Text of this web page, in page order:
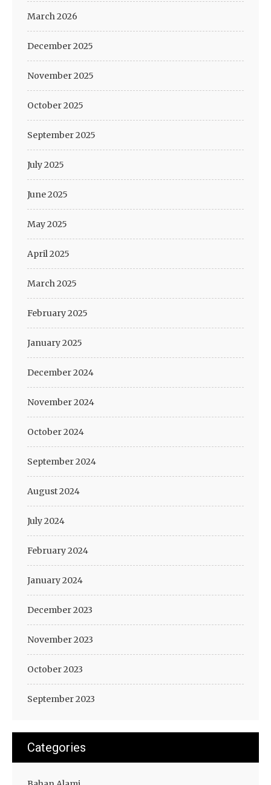
March 2026
December 2025
November 2025
October 2025
September 2025
July 2025
June 2025
May 2025
April 2025
March 2025
February 2025
January 2025
December 2024
November 2024
October 2024
September 2024
August 2024
July 2024
February 2024
January 2024
December 2023
November 2023
October 2023
September 2023
Categories